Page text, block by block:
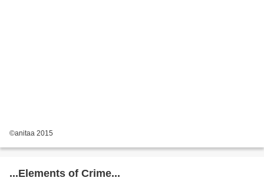
©anitaa 2015
...Elements of Crime...